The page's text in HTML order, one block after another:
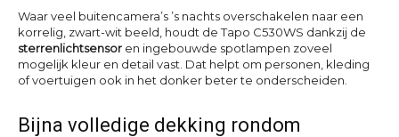
Waar veel buitencamera’s ’s nachts overschakelen naar een
korrelig, zwart-wit beeld, houdt de Tapo C530WS dankzij de
sterrenlichtsensor en ingebouwde spotlampen zoveel
mogelijk kleur en detail vast. Dat helpt om personen, kleding
of voertuigen ook in het donker beter te onderscheiden.
Bijna volledige dekking rondom